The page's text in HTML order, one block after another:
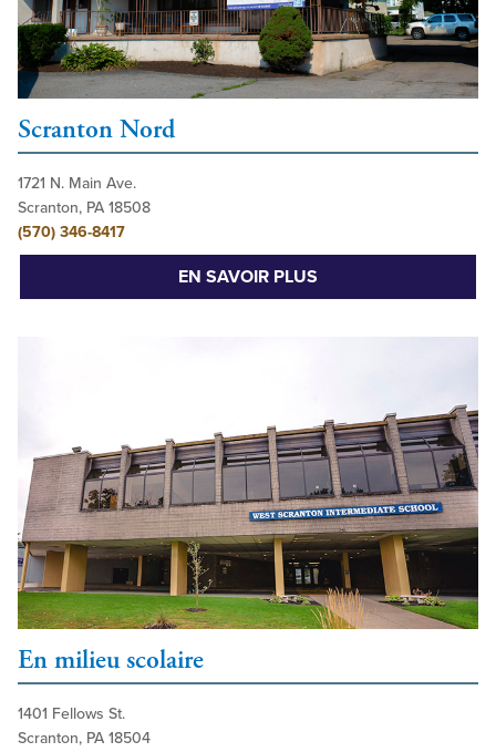
Scranton Nord
1721 N. Main Ave.
Scranton, PA 18508
(570) 346-8417
EN SAVOIR PLUS
En milieu scolaire
1401 Fellows St.
Scranton, PA 18504